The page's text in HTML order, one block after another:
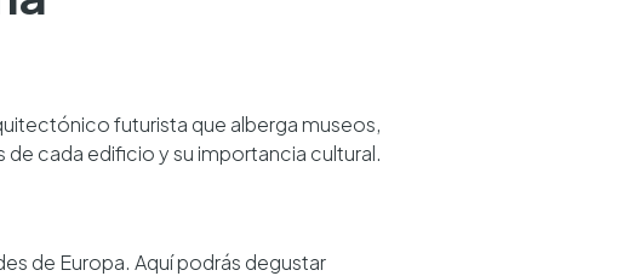
futurista que alberga museos,
cada edificio y su importancia cultural.
de Europa. Aquí podrás degustar